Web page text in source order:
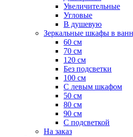
Увеличительные
Угловые
В душевую
Зеркальные шкафы в
60 см
70 см
120 см
Без подсветки
100 см
С левым шкафом
50 см
80 см
90 см
С подсветкой
На заказ